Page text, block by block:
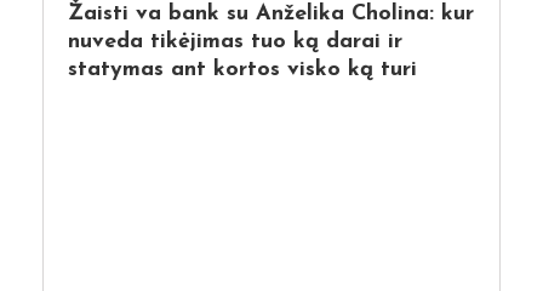
Žaisti va bank su Anželika Cholina: kur
nuveda tikėjimas tuo ką darai ir
statymas ant kortos visko ką turi